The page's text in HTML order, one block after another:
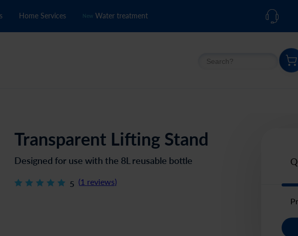
Home Services New Water treatment
Search Search
Transparent Lifting Stand
Designed for use with the 8L reusable bottle
5 (1 reviews)